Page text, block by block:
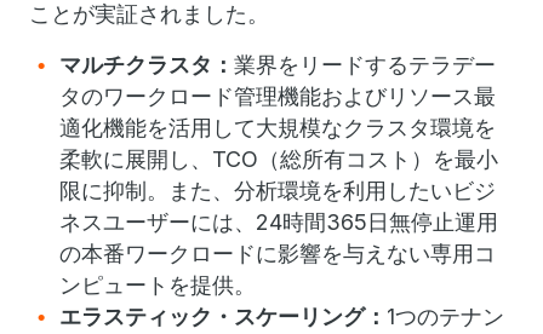
ことが実証されました。
マルチクラスタ： 業界をリードするテラデー
タのワークロード管理機能およびリソース最
適化機能を活用して大規模なクラスタ環境を
柔軟に展開し、TCO（総所有コスト）を最小
限に抑制。また、分析環境を利用したいビジ
ネスユーザーには、24時間365日無停止運用
の本番ワークロードに影響を与えない専用コ
ンピュートを提供。
エラスティック・スケーリング： 1つのテナン